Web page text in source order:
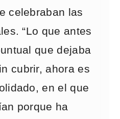
celebraban las
“Lo que antes
que dejaba
cubrir, ahora es
en el que
porque ha